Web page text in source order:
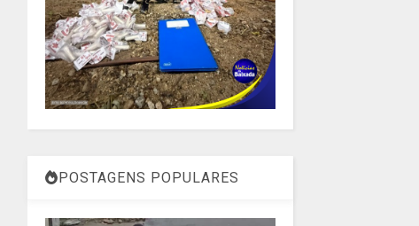
POSTAGENS POPULARES